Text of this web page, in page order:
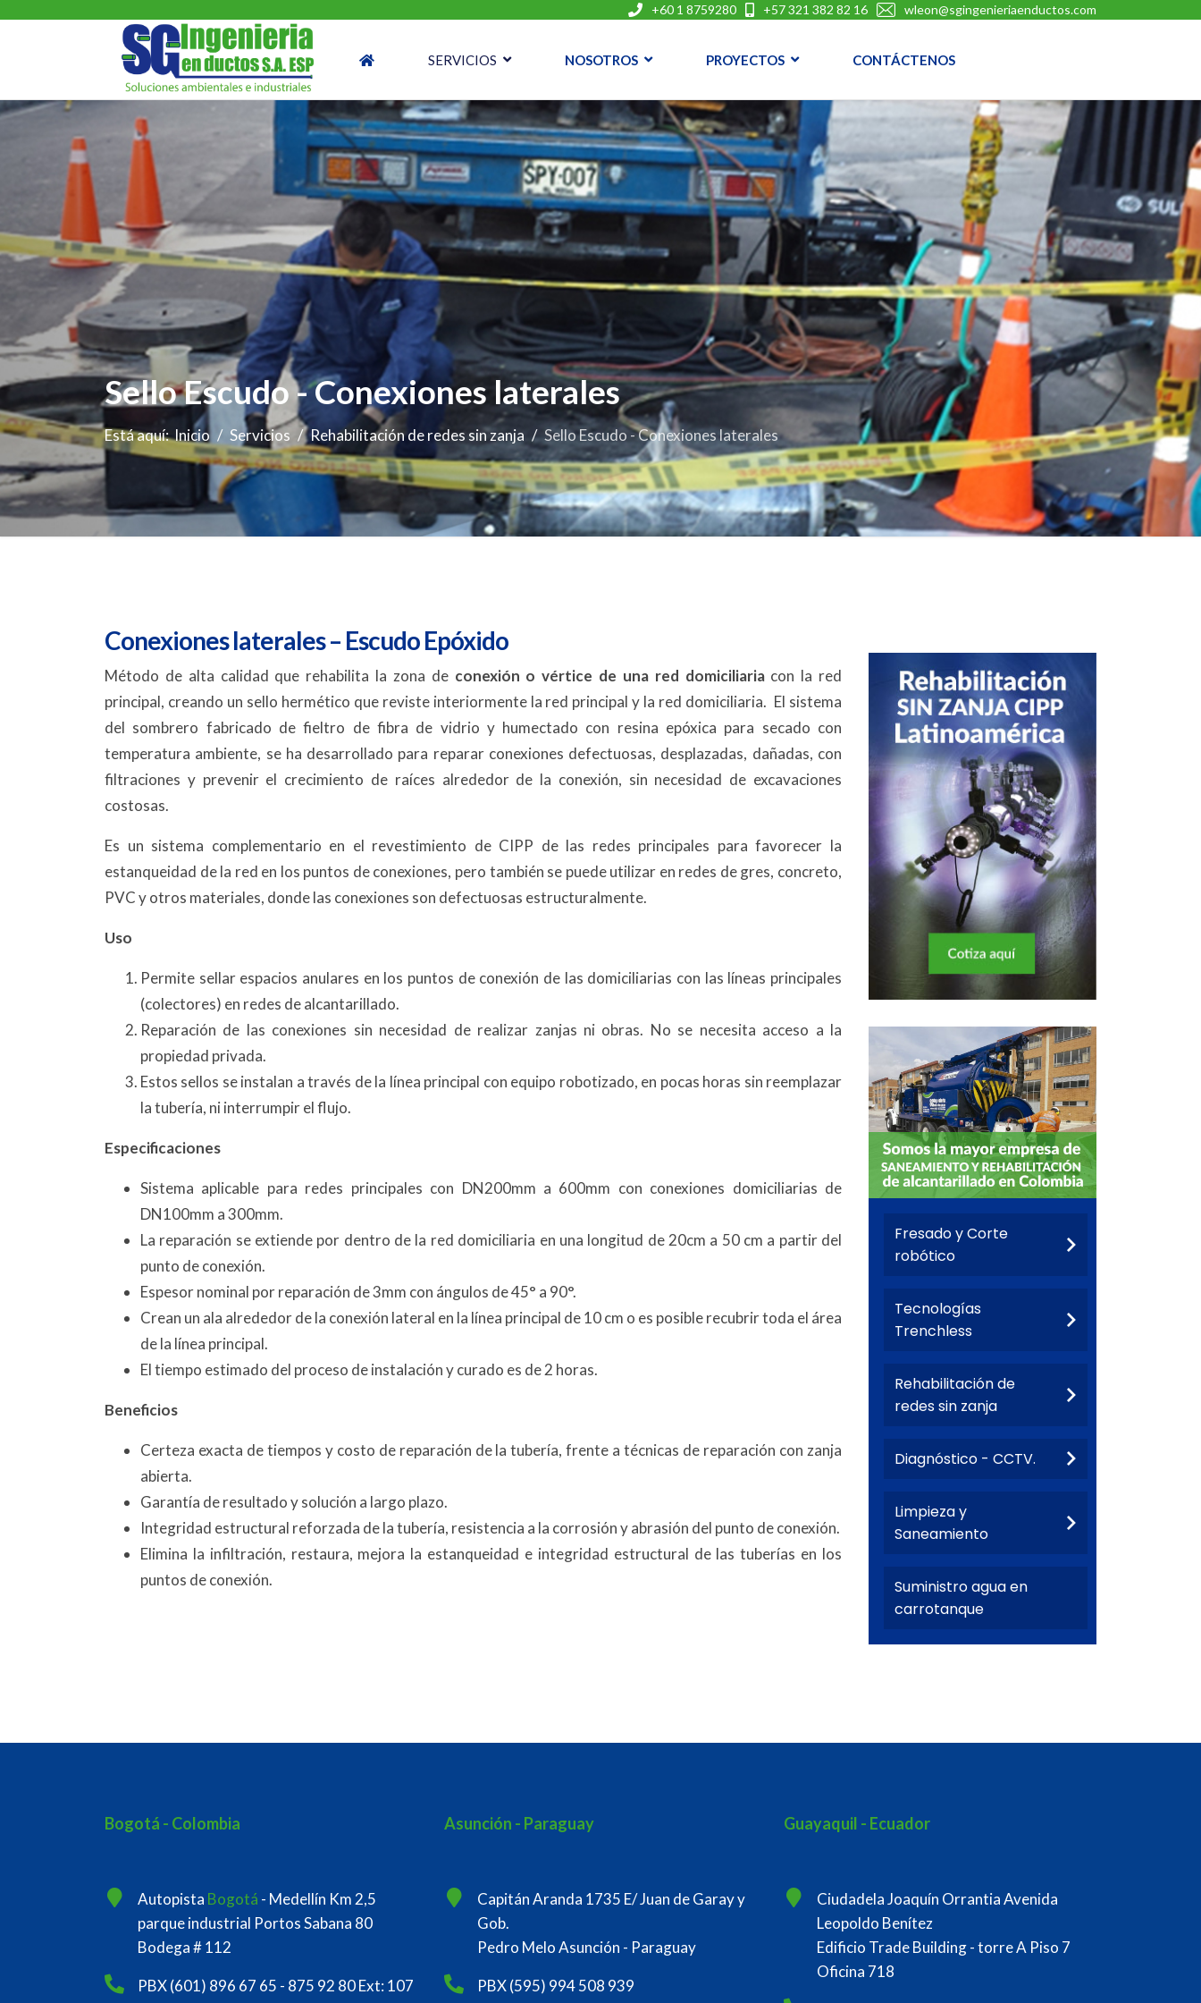
+60 1 8759280 +57 321 382 82 16 wleon@sgingenieriaenductos.com
SERVICIOS NOSOTROS PROYECTOS CONTÁCTENOS
Sello Escudo - Conexiones laterales
Está aquí:Inicio Servicios Rehabilitación de redes sin zanja Sello Escudo - Conexiones laterales
Conexiones laterales – Escudo Epóxido
Método de alta calidad que rehabilita la zona deconexión o vértice de una red domiciliariacon la red
principal, creando un sello hermético que reviste interiormente la red principal y la red domiciliaria. El sistema
del sombrero fabricado de fieltro de fibra de vidrio y humectado con resina epóxica para secado con
temperatura ambiente, se ha desarrollado para reparar conexiones defectuosas, desplazadas, dañadas, con
filtraciones y prevenir el crecimiento de raíces alrededor de la conexión, sin necesidad de excavaciones
costosas.
Es un sistema complementario en el revestimiento de CIPP de las redes principales para favorecer la
estanqueidad de la red en los puntos de conexiones, pero también se puede utilizar en redes de gres, concreto,
PVC y otros materiales, donde las conexiones son defectuosas estructuralmente.
Uso
Permite sellar espacios anulares en los puntos de conexión de las domiciliarias con las líneas principales
(colectores) en redes de alcantarillado.
Reparación de las conexiones sin necesidad de realizar zanjas ni obras. No se necesita acceso a la
propiedad privada.
Estos sellos se instalan a través de la línea principal con equipo robotizado, en pocas horas sin reemplazar
la tubería, ni interrumpir el flujo.
Especificaciones
Sistema aplicable para redes principales con DN200mm a 600mm con conexiones domiciliarias de
DN100mm a 300mm.
La reparación se extiende por dentro de la red domiciliaria en una longitud de 20cm a 50 cm a partir del
punto de conexión.
Espesor nominal por reparación de 3mm con ángulos de 45° a 90°.
Crean un ala alrededor de la conexión lateral en la línea principal de 10 cm o es posible recubrir toda el área
de la línea principal.
El tiempo estimado del proceso de instalación y curado es de 2 horas.
Beneficios
Certeza exacta de tiempos y costo de reparación de la tubería, frente a técnicas de reparación con zanja
abierta.
Garantía de resultado y solución a largo plazo.
Integridad estructural reforzada de la tubería, resistencia a la corrosión y abrasión del punto de conexión.
Elimina la infiltración, restaura, mejora la estanqueidad e integridad estructural de las tuberías en los
puntos de conexión.
Fresado y Corte
robótico
Tecnologías
Trenchless
Rehabilitación de
redes sin zanja
Diagnóstico - CCTV.
Limpieza y
Saneamiento
Suministro agua en
carrotanque
Bogotá - Colombia
Autopista Bogotá - Medellín Km 2,5
parque industrial Portos Sabana 80
Bodega # 112
PBX (601) 896 67 65 - 875 92 80 Ext: 107
Asunción - Paraguay
Capitán Aranda 1735 E/ Juan de Garay y
Gob.
Pedro Melo Asunción - Paraguay
PBX (595) 994 508 939
Guayaquil - Ecuador
Ciudadela Joaquín Orrantia Avenida
Leopoldo Benítez
Edificio Trade Building - torre A Piso 7
Oficina 718